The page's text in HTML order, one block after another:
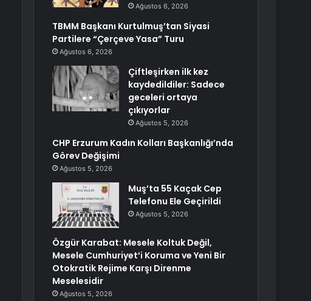
Ağustos 6, 2026
TBMM Başkanı Kurtulmuş’tan Siyasi
Partilere “Çerçeve Yasa” Turu
Ağustos 6, 2026
Çiftleşirken ilk kez
kaydedildiler: Sadece
geceleri ortaya
çıkıyorlar
Ağustos 5, 2026
CHP Erzurum Kadın Kolları Başkanlığı’nda
Görev Değişimi
Ağustos 5, 2026
Muş’ta 55 Kaçak Cep
Telefonu Ele Geçirildi
Ağustos 5, 2026
Özgür Karabat: Mesele Koltuk Değil,
Mesele Cumhuriyet’i Koruma ve Yeni Bir
Otokratik Rejime Karşı Direnme
Meselesidir
Ağustos 5, 2026